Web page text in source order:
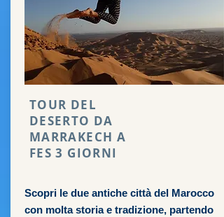
TOUR DEL
DESERTO DA
MARRAKECH A
FES 3 GIORNI
Scopri le due antiche città del Marocco
con molta storia e tradizione, partendo